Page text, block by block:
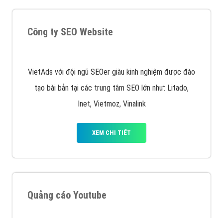
Display Network cho các khách hàng Doanh Nghiệp
muốn đặt Banner